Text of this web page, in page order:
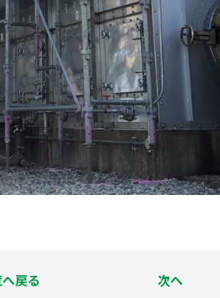
戻る 次へ